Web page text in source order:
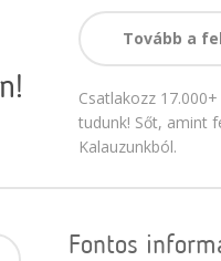
Tovább a
Csatlakozz
tudunk! Sőt, amint
Kalauzunkból.
Fontos